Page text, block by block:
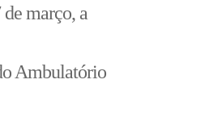
março, a
Ambulatório